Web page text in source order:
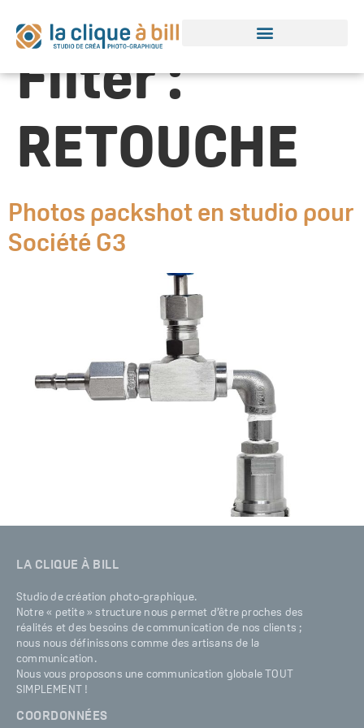
Portfolio
Filter :
RETOUCHE
Photos packshot en studio pour
Société G3
LA CLIQUE À BILL
Studio de création photo-graphique.
Notre « petite » structure nous permet d’être proches des
réalités et des besoins de communication de nos clients ;
nous nous définissons comme des artisans de la
communication.
Nous vous proposons une communication globale TOUT
SIMPLEMENT !
COORDONNÉES